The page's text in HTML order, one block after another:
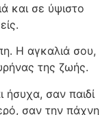
και σε ύψιστο
Η αγκαλιά σου,
της ζωής.
ήσυχα, σαν παιδί
σαν την πάχνη